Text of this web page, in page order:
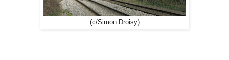
(c/Simon Droisy)